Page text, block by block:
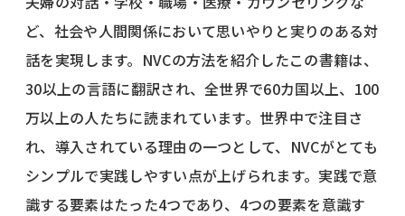
ど、社会や人間関係において思いやりと実りのある対
話を実現します。NVCの方法を紹介したこの書籍は、
30以上の言語に翻訳され、全世界で60カ国以上、100
万以上の人たちに読まれています。世界中で注目さ
れ、導入されている理由の一つとして、NVCがとても
シンプルで実践しやすい点が上げられます。実践で意
識する要素はたった4つであり、4つの要素を意識す